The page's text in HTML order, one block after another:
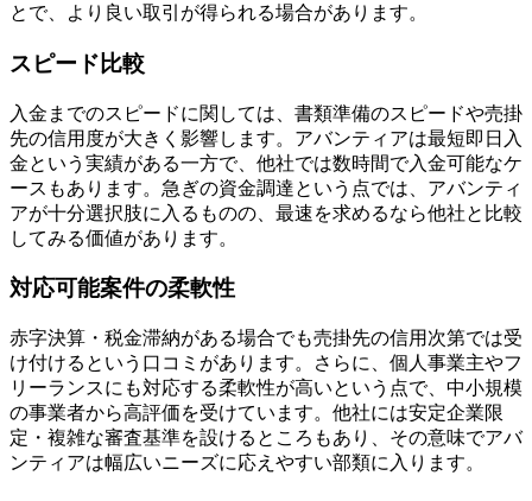
とで、より良い取引が得られる場合があります。
スピード比較
入金までのスピードに関しては、書類準備のスピードや売掛
先の信用度が大きく影響します。アバンティアは最短即日入
金という実績がある一方で、他社では数時間で入金可能なケ
ースもあります。急ぎの資金調達という点では、アバンティ
アが十分選択肢に入るものの、最速を求めるなら他社と比較
してみる価値があります。
対応可能案件の柔軟性
赤字決算・税金滞納がある場合でも売掛先の信用次第では受
け付けるという口コミがあります。さらに、個人事業主やフ
リーランスにも対応する柔軟性が高いという点で、中小規模
の事業者から高評価を受けています。他社には安定企業限
定・複雑な審査基準を設けるところもあり、その意味でアバ
ンティアは幅広いニーズに応えやすい部類に入ります。